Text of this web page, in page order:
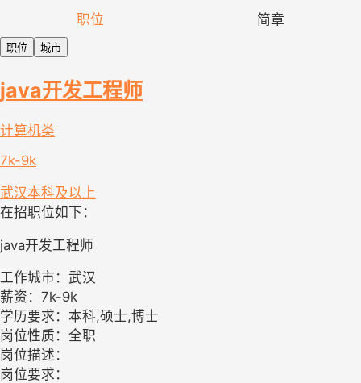
职位 简章
职位 城市
java开发工程师
计算机类
7k-9k
武汉本科及以上
在招职位如下：
java开发工程师
工作城市：武汉
薪资：7k-9k
学历要求：本科,硕士,博士
岗位性质：全职
岗位描述：
岗位要求：